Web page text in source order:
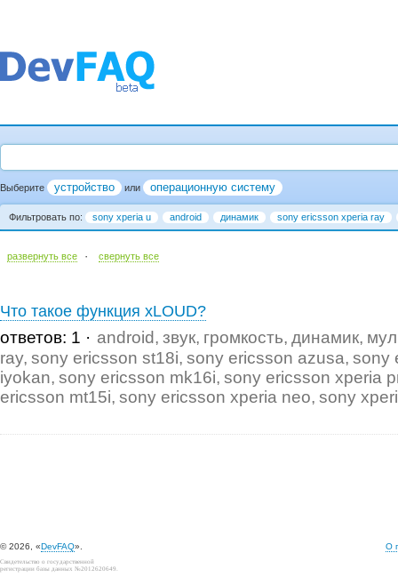
Выберите устройство или операционную систему
Фильтровать по: sony xperia u android динамик sony ericsson xperia ray
развернуть все · cвернуть все
Что такое функция xLOUD?
ответов: 1 android звук громкость динамик
ray sony ericsson st18i sony ericsson azusa sony
iyokan sony ericsson mk16i sony ericsson xperia
ericsson mt15i sony ericsson xperia neo sony
© 2026, «DevFAQ». О
Свидетельство о государственной
регистрации базы данных №2012620649.